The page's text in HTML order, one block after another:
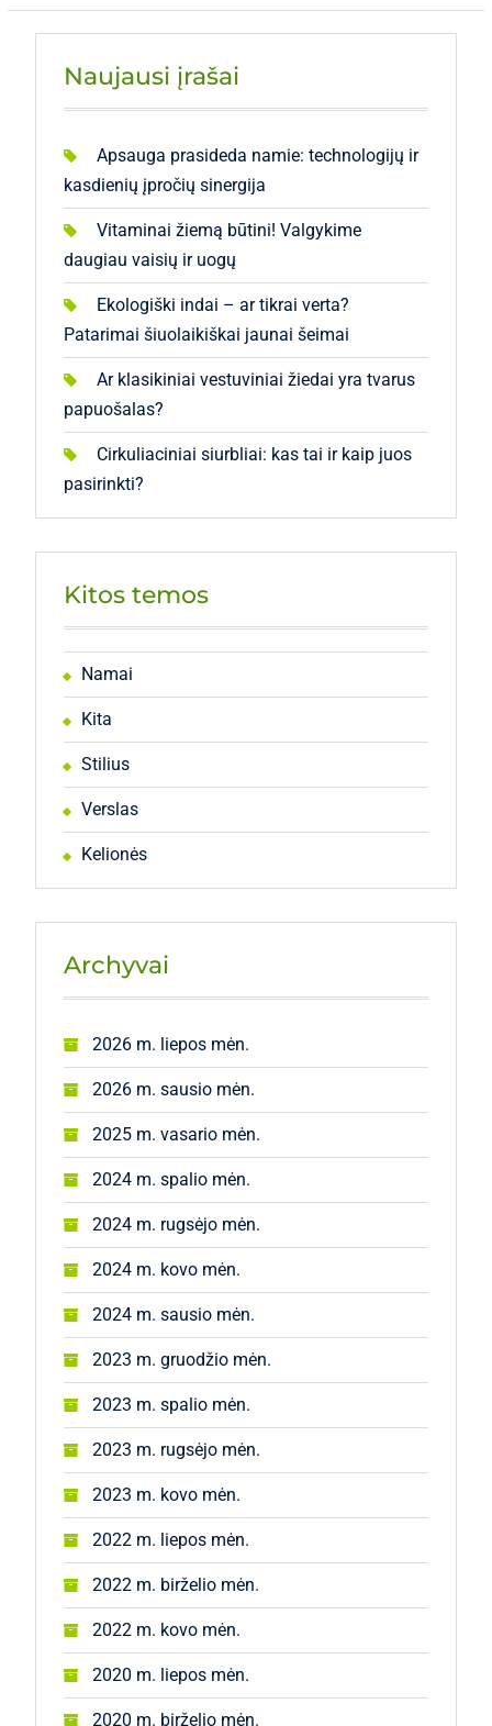
Naujausi įrašai
Apsauga prasideda namie: technologijų ir
kasdienių įpročių sinergija
Vitaminai žiemą būtini! Valgykime
daugiau vaisių ir uogų
Ekologiški indai – ar tikrai verta?
Patarimai šiuolaikiškai jaunai šeimai
Ar klasikiniai vestuviniai žiedai yra tvarus
papuošalas?
Cirkuliaciniai siurbliai: kas tai ir kaip juos
pasirinkti?
Kitos temos
Namai
Kita
Stilius
Verslas
Kelionės
Archyvai
2026 m. liepos mėn.
2026 m. sausio mėn.
2025 m. vasario mėn.
2024 m. spalio mėn.
2024 m. rugsėjo mėn.
2024 m. kovo mėn.
2024 m. sausio mėn.
2023 m. gruodžio mėn.
2023 m. spalio mėn.
2023 m. rugsėjo mėn.
2023 m. kovo mėn.
2022 m. liepos mėn.
2022 m. birželio mėn.
2022 m. kovo mėn.
2020 m. liepos mėn.
2020 m. birželio mėn.